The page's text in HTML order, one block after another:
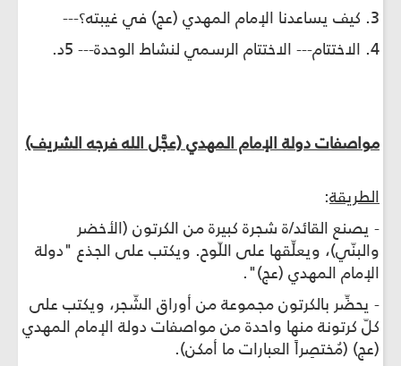
3. كيف يساعدنا الإمام المهدي (عج) في غيبته؟---
4. الاختتام--- الاختتام الرسمي لنشاط الوحدة--- 5د.
مواصفات دولة الإمام المهدي (عجَّل الله فرجه الشريف)
الطريقة:
- يصنع القائد/ة شجرة كبيرة من الكرتون (الأخضر
والبنّي)، ويعلِّقها على اللّوح. ويكتب على الجذع "دولة
الإمام المهدي (عج)".
- يحضِّر بالكرتون مجموعة من أوراق الشّجر، ويكتب على
كلّ كرتونة منها واحدة من مواصفات دولة الإمام المهدي
(عج) (مُختصِراً العبارات ما أمكن).